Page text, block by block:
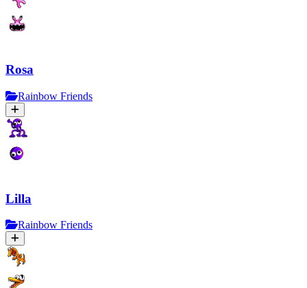
Rosa
Rainbow Friends
Lilla
Rainbow Friends